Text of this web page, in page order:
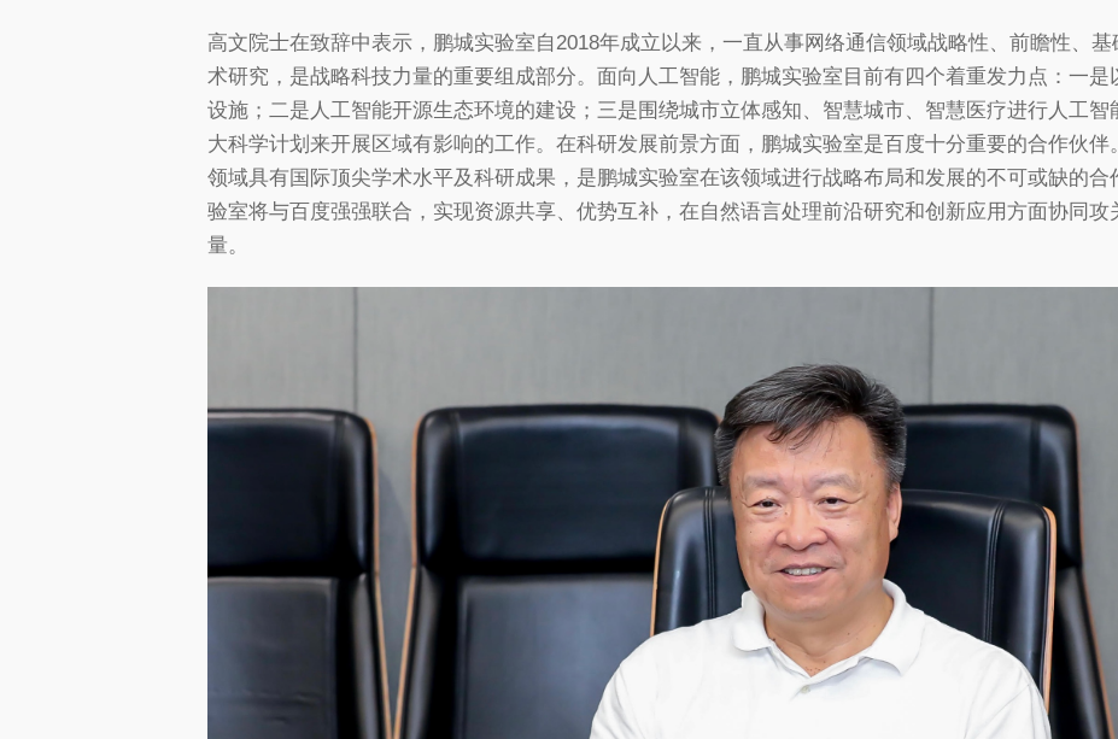
高文院士在致辞中表示，鹏城实验室自2018年成立以来，一直从事网络通信领域战略性、前瞻性、
术研究，是战略科技力量的重要组成部分。面向人工智能，鹏城实验室目前有四个着重发力点：一是
设施；二是人工智能开源生态环境的建设；三是围绕城市立体感知、智慧城市、智慧医疗进行人工
大科学计划来开展区域有影响的工作。在科研发展前景方面，鹏城实验室是百度十分重要的合作伙
领域具有国际顶尖学术水平及科研成果，是鹏城实验室在该领域进行战略布局和发展的不可或缺的
验室将与百度强强联合，实现资源共享、优势互补，在自然语言处理前沿研究和创新应用方面协同攻
量。